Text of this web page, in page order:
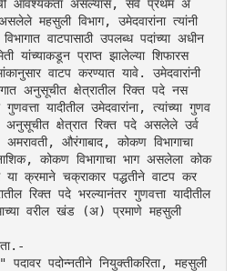
आवश्यकता असल्यास, सर्व प्रथम अ
महसुली विभाग, उमेदवारांना त्यांनी
वाटपासाठी उपलब्ध पदांच्या अधीन
यांच्याकडून प्राप्त झालेल्या शिफारस
वाटप करण्यात यावे. उमेदवारांनी
अनुसूचीत क्षेत्रातील रिक्त पदे नस
यादीतील उमेदवारांना, त्यांच्या गुणव
अनुसूचीत क्षेत्रात रिक्त पदे असलेले उर्व
औरंगाबाद, कोकण विभागाचा
कोकण विभागाचा भाग असलेला कोक
क्रमाने चक्राकार पद्धतीने वाटप कर
रिक्त पदे भरल्यानंतर गुणवत्ता यादीतील
वरील खंड (अ) प्रमाणे महसुली
पदोन्नतीने नियुक्तीकरिता, महसुली